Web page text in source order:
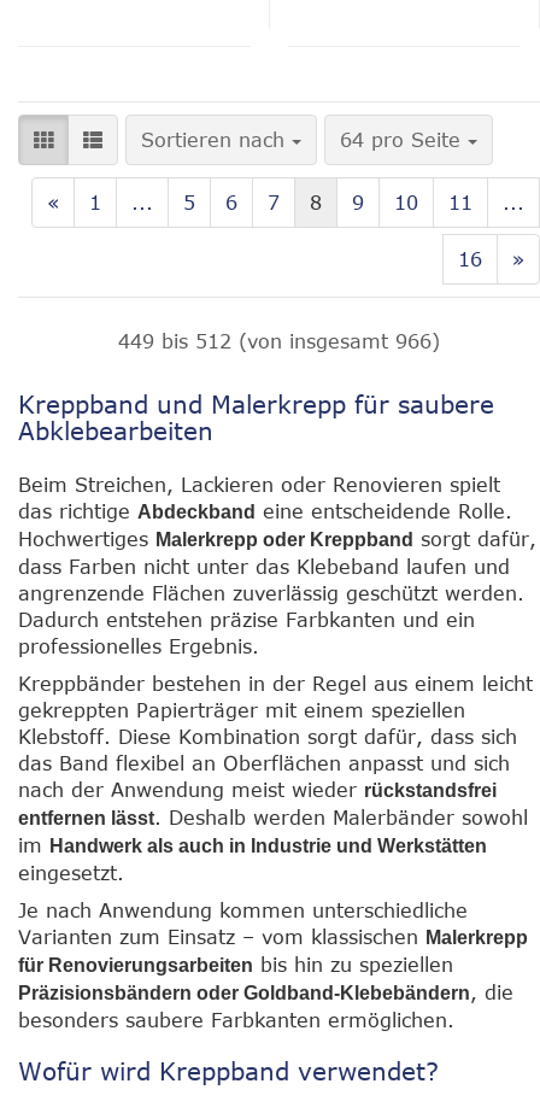
Sortieren nach
Sortieren nach 64 pro Seite
pro Seite
« 1 ... 5 6 7 8 9 10 11 ...
16 »
449 bis 512 (von insgesamt 966)
Kreppband und Malerkrepp für saubere
Abklebearbeiten
Beim Streichen, Lackieren oder Renovieren spielt
das richtige Abdeckband eine entscheidende Rolle.
Hochwertiges Malerkrepp oder Kreppband sorgt dafür,
dass Farben nicht unter das Klebeband laufen und
angrenzende Flächen zuverlässig geschützt werden.
Dadurch entstehen präzise Farbkanten und ein
professionelles Ergebnis.
Kreppbänder bestehen in der Regel aus einem leicht
gekreppten Papierträger mit einem speziellen
Klebstoff. Diese Kombination sorgt dafür, dass sich
das Band flexibel an Oberflächen anpasst und sich
nach der Anwendung meist wieder rückstandsfrei
entfernen lässt. Deshalb werden Malerbänder sowohl
im Handwerk als auch in Industrie und Werkstätten
eingesetzt.
Je nach Anwendung kommen unterschiedliche
Varianten zum Einsatz – vom klassischen Malerkrepp
für Renovierungsarbeiten bis hin zu speziellen
Präzisionsbändern oder Goldband-Klebebändern, die
besonders saubere Farbkanten ermöglichen.
Wofür wird Kreppband verwendet?